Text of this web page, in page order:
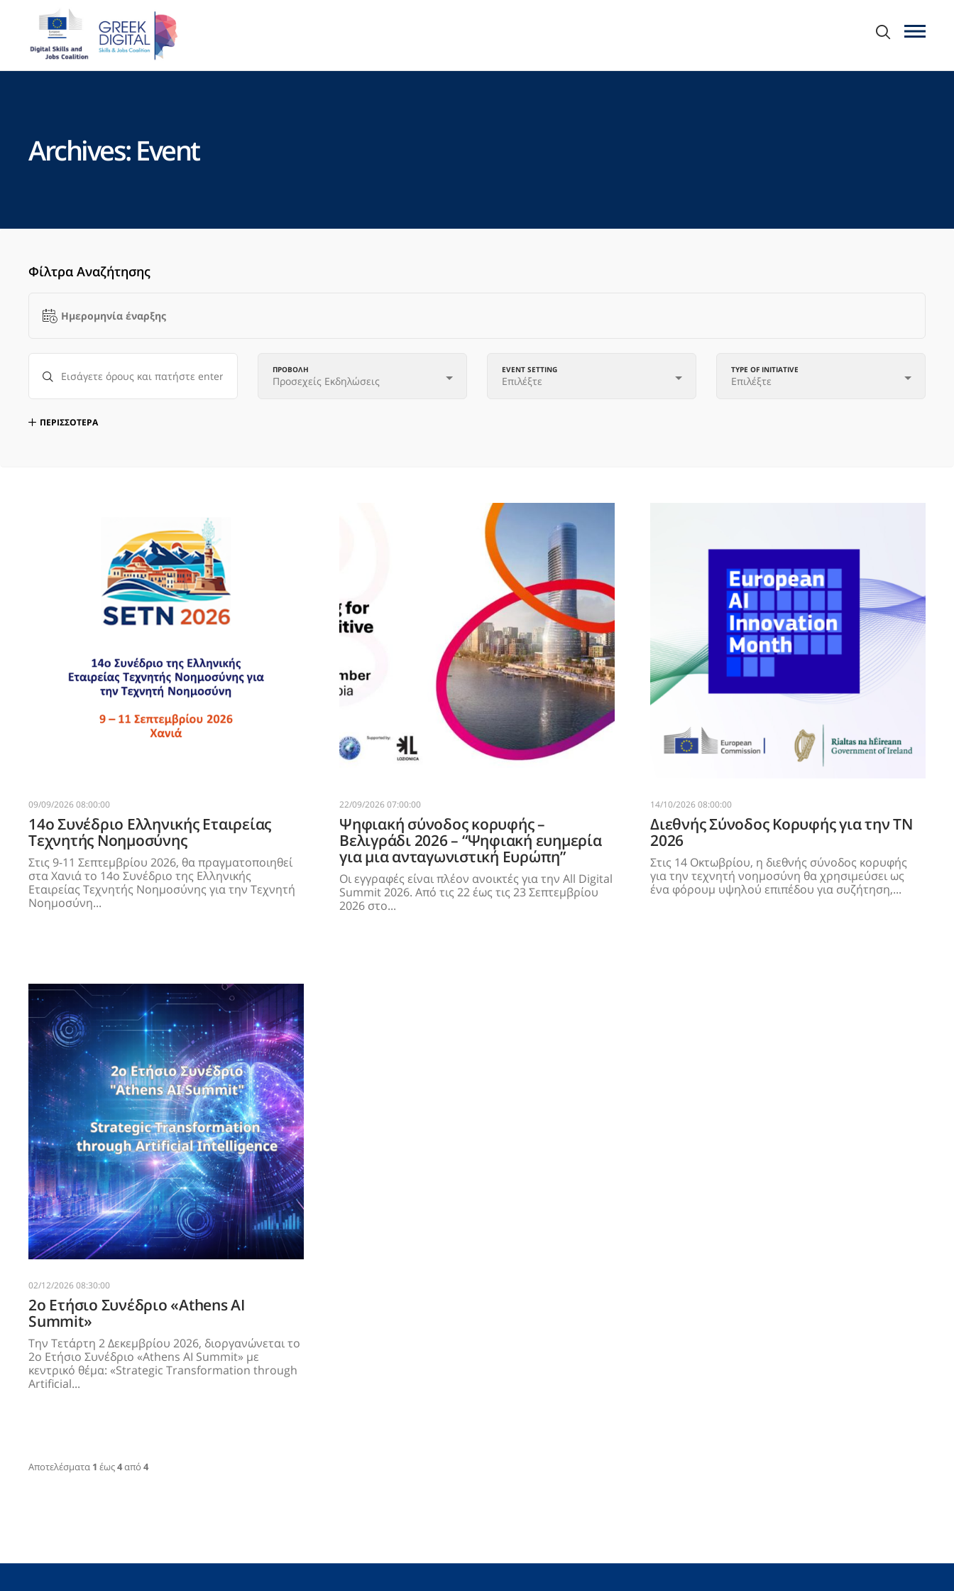
Archives:Event
Φίλτρα Αναζήτησης
ΠΡΟΒΟΛΗ
Προσεχείς Εκδηλώσεις
EVENT SETTING
Επιλέξτε
TYPE OF INITIATIVE
Επιλέξτε
ΠΕΡΙΣΣΟΤΕΡΑ
09/09/2026 08:00:00
14o Συνέδριο Ελληνικής Εταιρείας
Τεχνητής Νοημοσύνης
Στις 9-11 Σεπτεμβρίου 2026, θα πραγματοποιηθεί
στα Χανιά το 14ο Συνέδριο της Ελληνικής
Εταιρείας Τεχνητής Νοημοσύνης για την Τεχνητή
Νοημοσύνη...
22/09/2026 07:00:00
Ψηφιακή σύνοδος κορυφής –
Βελιγράδι 2026 – “Ψηφιακή ευημερία
για μια ανταγωνιστική Ευρώπη”
Οι εγγραφές είναι πλέον ανοικτές για την All Digital
Summit 2026. Από τις 22 έως τις 23 Σεπτεμβρίου
2026 στο...
14/10/2026 08:00:00
Διεθνής Σύνοδος Κορυφής για την ΤΝ
2026
Στις 14 Οκτωβρίου, η διεθνής σύνοδος κορυφής
για την τεχνητή νοημοσύνη θα χρησιμεύσει ως
ένα φόρουμ υψηλού επιπέδου για συζήτηση,...
02/12/2026 08:30:00
2o Ετήσιο Συνέδριο «Athens ΑΙ
Summit»
Την Τετάρτη 2 Δεκεμβρίου 2026, διοργανώνεται το
2o Ετήσιο Συνέδριο «Athens ΑΙ Summit» με
κεντρικό θέμα: «Strategic Transformation through
Artificial...
Αποτελέσματα 1 έως4από 4